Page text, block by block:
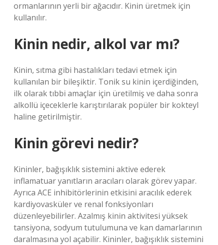
ormanlarının yerli bir ağacıdır. Kinin üretmek için
kullanılır.
Kinin nedir, alkol var mı?
Kinin, sıtma gibi hastalıkları tedavi etmek için
kullanılan bir bileşiktir. Tonik su kinin içerdiğinden,
ilk olarak tıbbi amaçlar için üretilmiş ve daha sonra
alkollü içeceklerle karıştırılarak popüler bir kokteyl
haline getirilmiştir.
Kinin görevi nedir?
Kininler, bağışıklık sistemini aktive ederek
inflamatuar yanıtların aracıları olarak görev yapar.
Ayrıca ACE inhibitörlerinin etkisini aracılık ederek
kardiyovasküler ve renal fonksiyonları
düzenleyebilirler. Azalmış kinin aktivitesi yüksek
tansiyona, sodyum tutulumuna ve kan damarlarının
daralmasına yol açabilir. Kininler, bağışıklık sistemini